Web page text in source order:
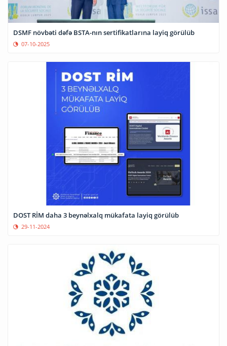
DSMF növbəti dəfə BSTA-nın sertifikatlarına layiq görülüb
07-10-2025
DOST RİM daha 3 beynəlxalq mükafata layiq görülüb
29-11-2024